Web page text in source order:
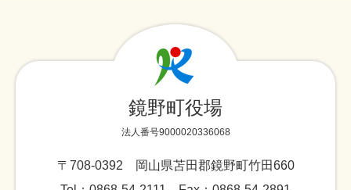
鏡野町役場
法人番号9000020336068
〒708-0392 岡山県苫田郡鏡野町竹田660